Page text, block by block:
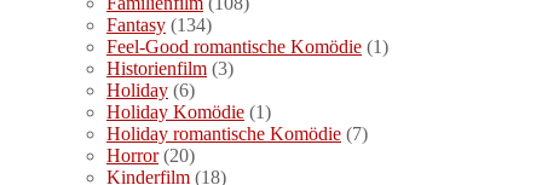
Fantasy (134)
Feel-Good romantische Komödie (1)
Historienfilm (3)
Holiday (6)
Holiday Komödie (1)
Holiday romantische Komödie (7)
Horror(20)
Kinderfilm (18)